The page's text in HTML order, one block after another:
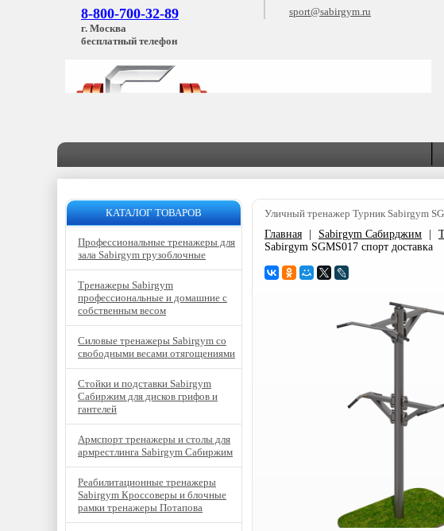
8-800-700-32-89
г. Москва
бесплатный телефон
sport@sabirgym.ru
Уличный тренажер Турник Sabirgym
Главная
Sabirgym Сабирджим
Sabirgym SGMS017 спорт доставка
КАТАЛОГ ТОВАРОВ
Профессиональные тренажеры для
зала Sabirgym грузоблочные
Тренажеры Sabirgym
профессиональные и домашние с
собственным весом
Силовые тренажеры Sabirgym со
свободными весами отягощениями
Стойки и подставки Sabirgym
Сабиржим для дисков грифов и
гантелей
Армспорт тренажеры и столы для
армрестлинга Sabirgym Сабиржим
Реабилитационные тренажеры
Sabirgym Кроссоверы и блочные
рамки тренажеры Потапова